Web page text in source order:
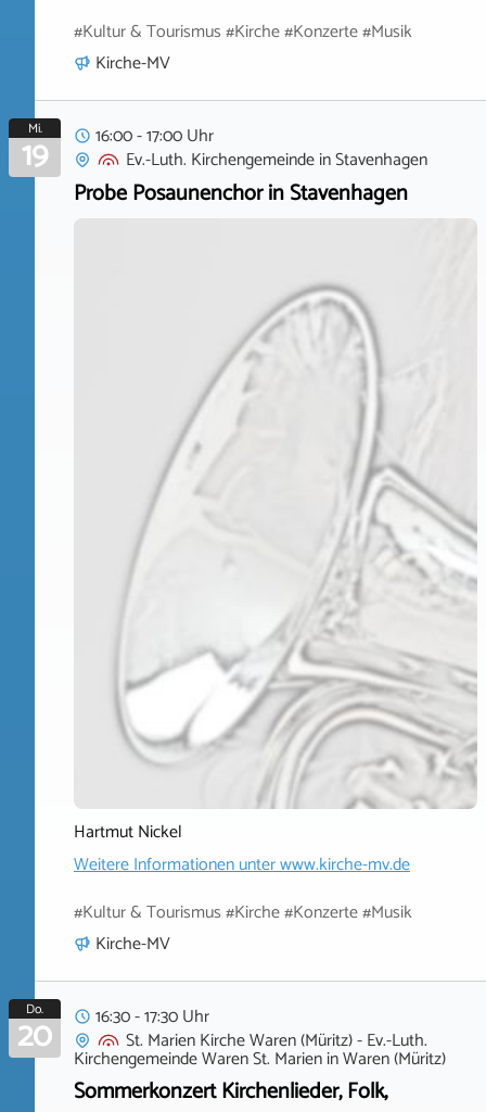
#Kultur & Tourismus #Kirche #Konzerte #Musik
Kirche-MV
Mi.
19
16:00 - 17:00 Uhr
Ev.-Luth. KirchengemeindeinStavenhagen
Probe Posaunenchor in Stavenhagen
Hartmut Nickel
Weitere Informationen unterwww.kirche-mv.de
#Kultur & Tourismus #Kirche #Konzerte #Musik
Kirche-MV
Do.
20
16:30 - 17:30 Uhr
St. Marien Kirche Waren (Müritz) - Ev.-Luth.
Kirchengemeinde Waren St. MarieninWaren (Müritz)
Sommerkonzert Kirchenlieder, Folk,